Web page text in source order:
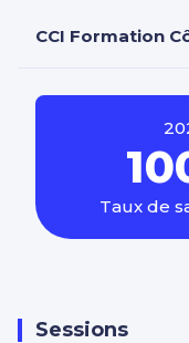
CCI Formation
Taux de
Sessions